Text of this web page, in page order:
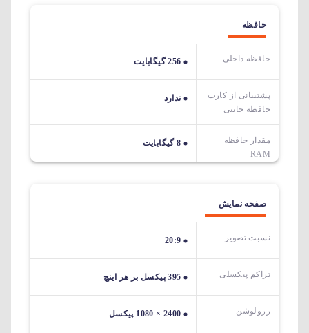
حافظه
حافظه داخلی 256 گیگابایت
پشتیبانی از کارت
حافظه جانبی
ندارد
مقدار حافظه
RAM
8 گیگابایت
صفحه نمایش
نسبت تصویر 20:9
تراکم پیکسلی 395 پیکسل بر هر اینچ
رزولوشن 2400 × 1080 پیکسل